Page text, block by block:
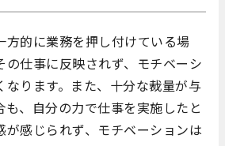
方的に業務を押し付けている場
の仕事に反映されず、モチベーシ
なります。また、十分な裁量が与
も、自分の力で仕事を実施したと
が感じられず、モチベーションは